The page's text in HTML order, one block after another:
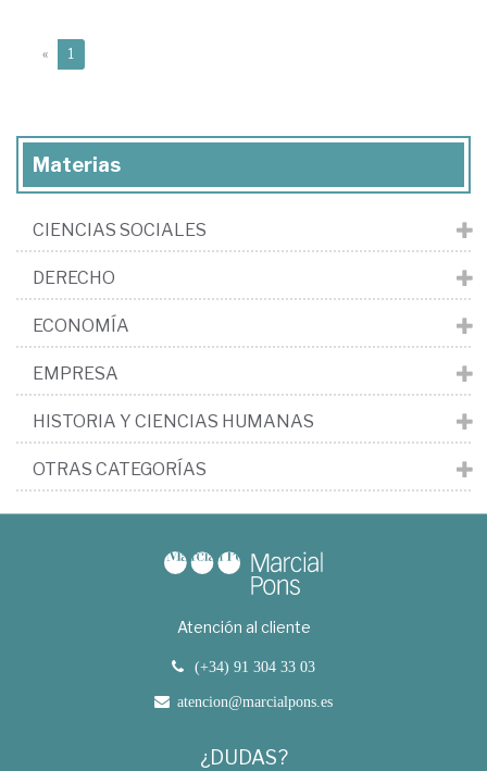
« 1
Materias
CIENCIAS SOCIALES
DERECHO
ECONOMÍA
EMPRESA
HISTORIA Y CIENCIAS HUMANAS
OTRAS CATEGORÍAS
Atención al cliente
(+34) 91 304 33 03
atencion@marcialpons.es
¿DUDAS?